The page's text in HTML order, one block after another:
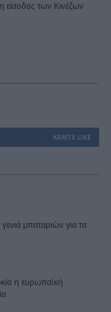
των Κινέζων
ΚΆΝΤΕ LIKE
μπαταριών για τα
η ευρωπαϊκή